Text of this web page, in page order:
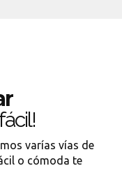
varías vías de
o cómoda te